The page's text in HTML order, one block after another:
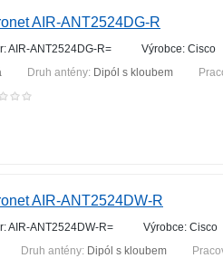
AIR-ANT2524DG-R
AIR-ANT2524DG-R=
Výrobce: Cisco
Druh antény: Dipól s kloubem
AIR-ANT2524DW-R
AIR-ANT2524DW-R=
Výrobce: Cisco
Druh antény: Dipól s kloubem